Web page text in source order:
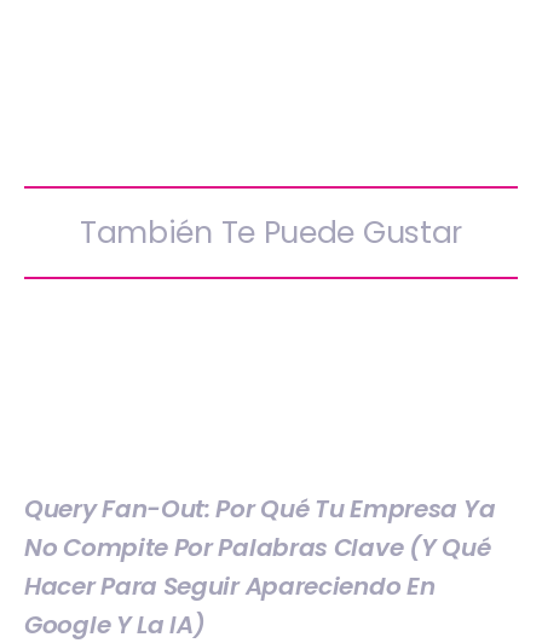
También Te Puede Gustar
Query Fan-Out: Por Qué Tu Empresa Ya
No Compite Por Palabras Clave (y Qué
Hacer Para Seguir Apareciendo En
Google Y La IA)